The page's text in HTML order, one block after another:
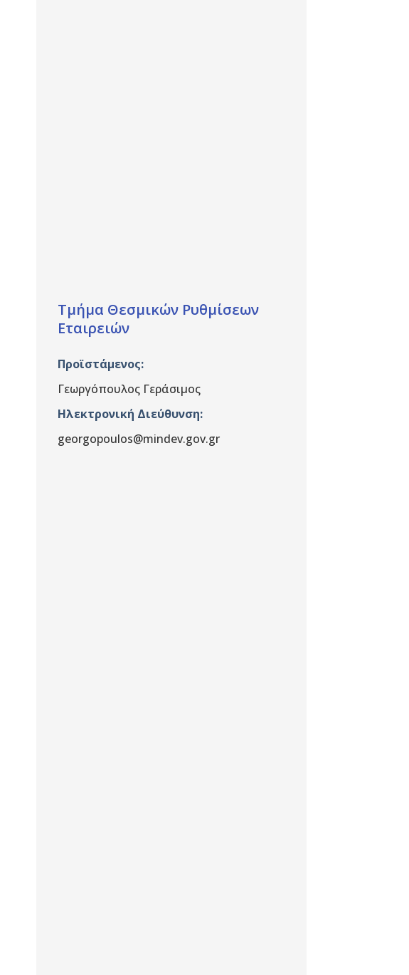
Τμήμα Θεσμικών Ρυθμίσεων
Εταιρειών
Προϊστάμενος:
Γεωργόπουλος Γεράσιμος
Ηλεκτρονική Διεύθυνση:
georgopoulos@mindev.gov.gr